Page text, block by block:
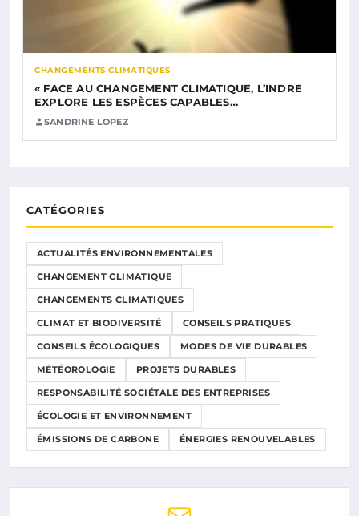
CHANGEMENTS CLIMATIQUES
« FACE AU CHANGEMENT CLIMATIQUE, L’INDRE
EXPLORE LES ESPÈCES CAPABLES…
SANDRINE LOPEZ
CATÉGORIES
ACTUALITÉS ENVIRONNEMENTALES
CHANGEMENT CLIMATIQUE
CHANGEMENTS CLIMATIQUES
CLIMAT ET BIODIVERSITÉ CONSEILS PRATIQUES
CONSEILS ÉCOLOGIQUES MODES DE VIE DURABLES
MÉTÉOROLOGIE PROJETS DURABLES
RESPONSABILITÉ SOCIÉTALE DES ENTREPRISES
ÉCOLOGIE ET ENVIRONNEMENT
ÉMISSIONS DE CARBONE ÉNERGIES RENOUVELABLES